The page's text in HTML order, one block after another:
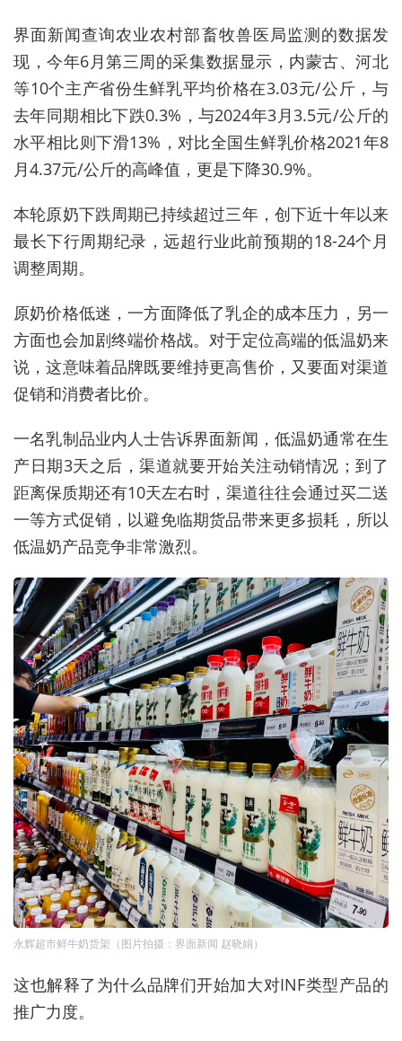
界面新闻查询农业农村部畜牧兽医局监测的数据发
现，今年6月第三周的采集数据显示，内蒙古、河北
等10个主产省份生鲜乳平均价格在3.03元/公斤，与
去年同期相比下跌0.3%，与2024年3月3.5元/公斤的
水平相比则下滑13%，对比全国生鲜乳价格2021年8
月4.37元/公斤的高峰值，更是下降30.9%。
本轮原奶下跌周期已持续超过三年，创下近十年以来
最长下行周期纪录，远超行业此前预期的18-24个月
调整周期。
原奶价格低迷，一方面降低了乳企的成本压力，另一
方面也会加剧终端价格战。对于定位高端的低温奶来
说，这意味着品牌既要维持更高售价，又要面对渠道
促销和消费者比价。
一名乳制品业内人士告诉界面新闻，低温奶通常在生
产日期3天之后，渠道就要开始关注动销情况；到了
距离保质期还有10天左右时，渠道往往会通过买二送
一等方式促销，以避免临期货品带来更多损耗，所以
低温奶产品竞争非常激烈。
永辉超市鲜牛奶货架（图片拍摄：界面新闻 赵晓娟）
这也解释了为什么品牌们开始加大对INF类型产品的
推广力度。